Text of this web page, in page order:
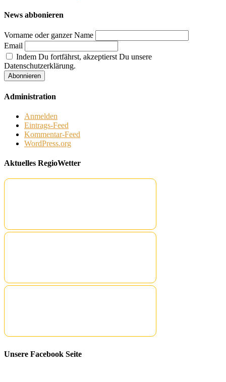
News abbonieren
Vorname oder ganzer Name
Email
Indem Du fortfährst, akzeptierst Du unsere
Datenschutzerklärung.
Administration
Anmelden
Eintrags-Feed
Kommentar-Feed
WordPress.org
Aktuelles RegioWetter
Unsere Facebook Seite